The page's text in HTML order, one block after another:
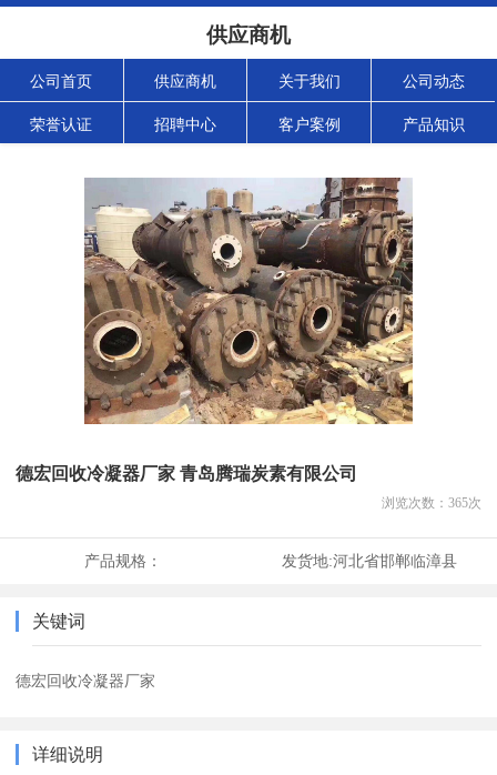
供应商机
公司首页 供应商机 关于我们 公司动态
荣誉认证 招聘中心 客户案例 产品知识
德宏回收冷凝器厂家 青岛腾瑞炭素有限公司
浏览次数： 365次
产品规格： 发货地:河北省邯郸临漳县
关键词
德宏回收冷凝器厂家
详细说明